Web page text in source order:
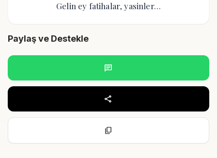
Gelin ey fatihalar, yasinler…
Paylaş ve Destekle
chat
share
content_copy